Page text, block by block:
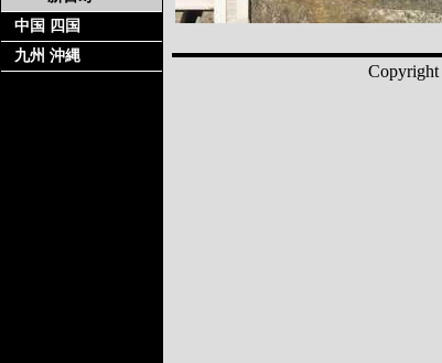
中国 四国
九州 沖縄
Copyright